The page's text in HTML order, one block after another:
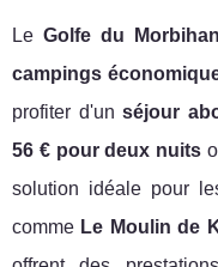
Le Golfe du Morbihan
campings
profiter d'unséjour
56 € pour deux nuits
solution idéale pour
comme Le Moulin de